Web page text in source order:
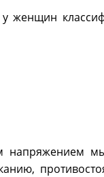
у женщин
напряжением